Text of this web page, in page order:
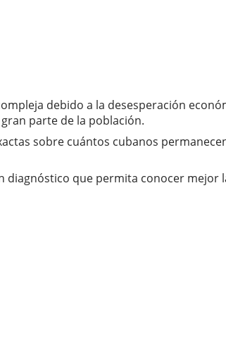
debido a la desesperación
parte de la población.
sobre cuántos cubanos
que permita conocer